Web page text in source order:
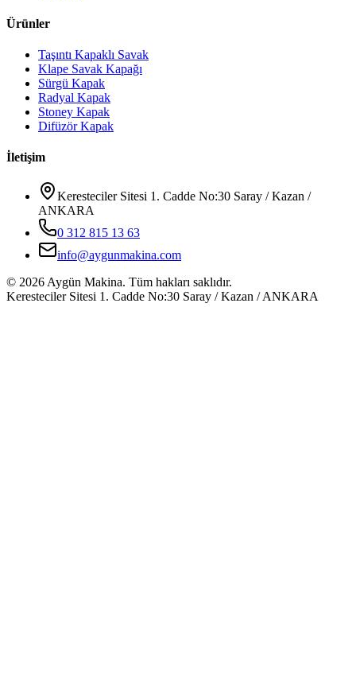
Ürünler
Taşıntı Kapaklı Savak
Klape Savak Kapağı
Sürgü Kapak
Radyal Kapak
Stoney Kapak
Difüzör Kapak
İletişim
Keresteciler Sitesi 1. Cadde No:30 Saray / Kazan /
ANKARA
0 312 815 13 63
info@aygunmakina.com
© 2026Aygün Makina. Tüm hakları saklıdır.
Keresteciler Sitesi 1. Cadde No:30 Saray / Kazan / ANKARA